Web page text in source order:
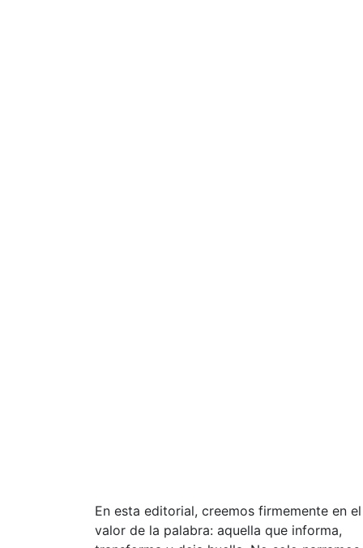
En esta editorial, creemos firmemente en el
valor de la palabra: aquella que informa,